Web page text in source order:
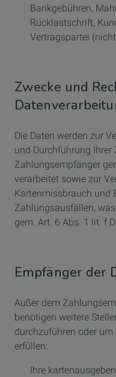
Bankgebühren,
Rücklastschrift,
Vertragspartei
Zwecke und
Die Daten werden zur
und Durchführung Ihrer
Zahlungsempfänger
verarbeitet sowie zur
Kartenmissbrauch und
Zahlungsausfällen,
gem. Art. 6 Abs. 1 lit. f
Empfänger der
Außer dem
benötigen weitere
durchzuführen oder
erfüllen:
Ihre